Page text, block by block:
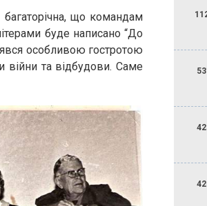
багаторічна, що командам
буде написано “До
особливою гостротою
війни та відбудови. Саме